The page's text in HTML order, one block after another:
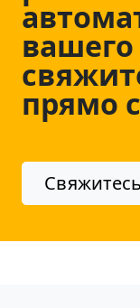
вашего
прямо